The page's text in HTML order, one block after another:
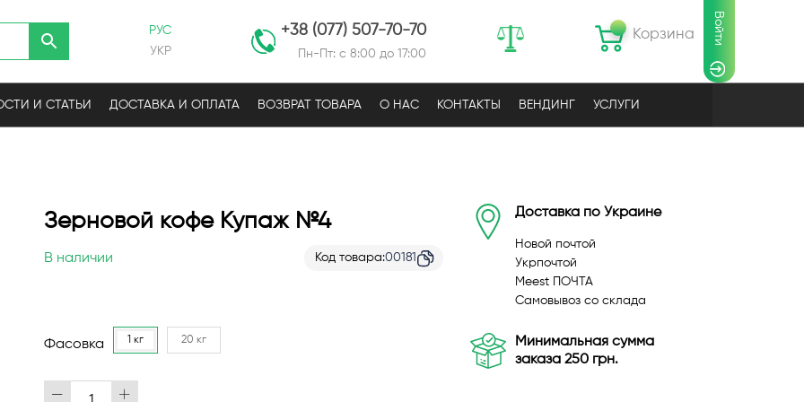
РУС
УКР
+38 (077) 507-70-70
Пн-Пт: с 8:00 до 17:00
Корзина Войти
И СТАТЬИ ДОСТАВКА И ОПЛАТА ВОЗВРАТ ТОВАРА О НАС КОНТАКТЫ ВЕНДИНГ УСЛУГИ
Зерновой кофе Купаж №4
В наличии Код товара 00181
Фасовка 1 кг 20 кг
Доставка по Украине
Новой почтой
Укрпочтой
Meest ПОЧТА
Самовывоз со склада
Минимальная сумма
заказа 250 грн.